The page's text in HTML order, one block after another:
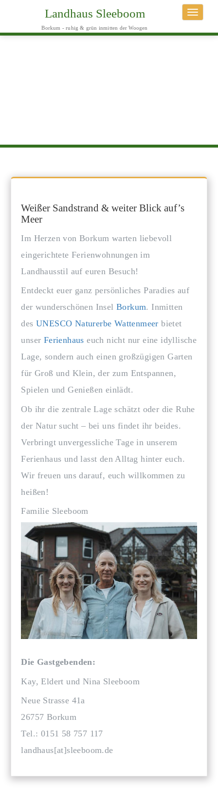
Toggle
Landhaus Sleeboom
Borkum - ruhig & grün inmitten der Woogen
Die Gastgebenden:
Kay, Eldert und Nina Sleeboom
Neue Strasse 41a
26757 Borkum
Tel.: 0151 58 757 117
landhaus[at]sleeboom.de
Weißer Sandstrand & weiter Blick auf’s
Meer
Im Herzen von Borkum warten liebevoll
eingerichtete Ferienwohnungen im
Landhausstil auf euren Besuch!
Entdeckt euer ganz persönliches Paradies auf
der wunderschönen InselBorkum. Inmitten
desUNESCO Naturerbe Wattenmeer bietet
unser Ferienhaus euch nicht nur eine idyllische
Lage, sondern auch einen großzügigen Garten
für Groß und Klein, der zum Entspannen,
Spielen und Genießen einlädt.
Ob ihr die zentrale Lage schätzt oder die Ruhe
der Natur sucht – bei uns findet ihr beides.
Verbringt unvergessliche Tage in unserem
Ferienhaus und lasst den Alltag hinter euch.
Wir freuen uns darauf, euch willkommen zu
heißen!
Familie Sleeboom